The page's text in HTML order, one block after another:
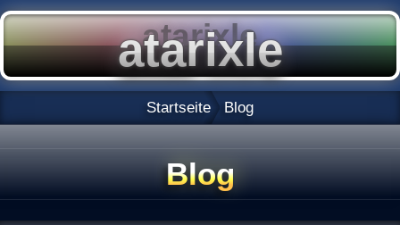
Startseite Blog
Blog